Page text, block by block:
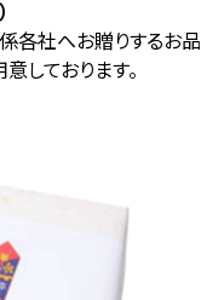
各社へお贈りするお品
しております。